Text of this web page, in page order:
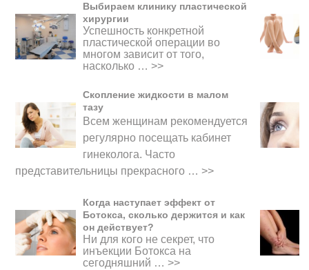
Выбираем клинику пластической
хирургии
Успешность конкретной
пластической операции во
многом зависит от того,
насколько … >>
Скопление жидкости в малом
тазу
Всем женщинам рекомендуется
регулярно посещать кабинет
гинеколога. Часто
представительницы прекрасного … >>
Когда наступает эффект от
Ботокса, сколько держится и как
он действует?
Ни для кого не секрет, что
инъекции Ботокса на
сегодняшний … >>